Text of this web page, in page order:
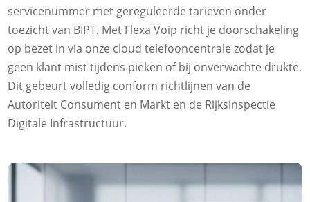
servicenummer met gereguleerde tarieven onder
toezicht van BIPT.​ Met Flexa Voip richt je doorschakeling
op bezet in via onze cloud telefooncentrale zodat je
geen klant mist tijdens pieken of bij onverwachte drukte.​
Dit gebeurt volledig conform richtlijnen van de
Autoriteit Consument en Markt en de Rijksinspectie
Digitale Infrastructuur.​